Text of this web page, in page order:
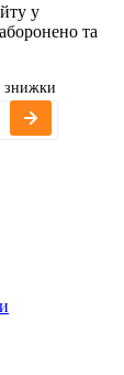
у
та
знижки